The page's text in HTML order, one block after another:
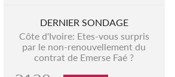
DERNIER SONDAGE
Côte d'Ivoire: Etes-vous surpris
par le non-renouvellement du
contrat de Emerse Faé ?